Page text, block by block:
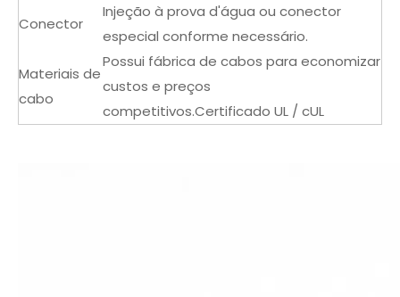
Conector
Injeção à prova d'água ou conector
especial conforme necessário.
Materiais de
cabo
Possui fábrica de cabos para economizar
custos e preços
competitivos.Certificado UL / cUL